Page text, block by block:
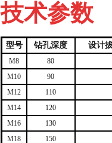
技术参数
型号 钻孔深度 设计
M8
80
M10
90
M12
110
M14
120
M16
130
M18
150